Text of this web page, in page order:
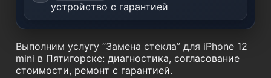
устройство с гарантией
Выполним услугу “Замена стекла” для iPhone 12
mini в Пятигорске: диагностика, согласование
стоимости, ремонт с гарантией.